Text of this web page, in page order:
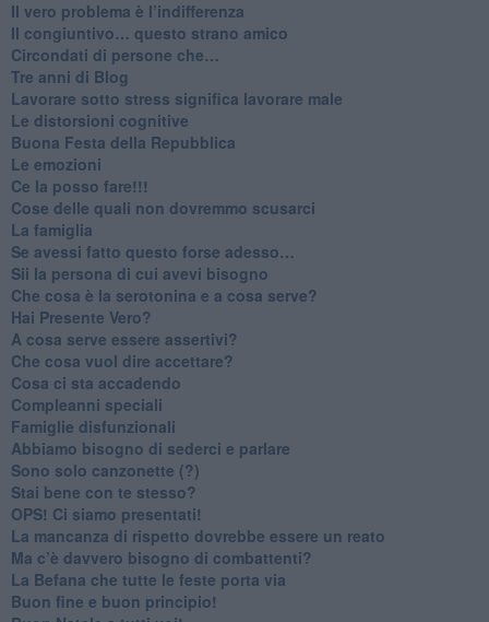
​Il vero problema è l’indifferenza
​Il congiuntivo… questo strano amico
​Circondati di persone che…
​Tre anni di Blog
​Lavorare sotto stress significa lavorare male
​Le distorsioni cognitive
​Buona Festa della Repubblica
Le emozioni
​Ce la posso fare!!!
​Cose delle quali non dovremmo scusarci
​La famiglia
​Se avessi fatto questo forse adesso…
​Sii la persona di cui avevi bisogno
Che cosa è la serotonina e a cosa serve?
​Hai Presente Vero?
A cosa serve essere assertivi?
​Che cosa vuol dire accettare?
​Cosa ci sta accadendo
​Compleanni speciali
​Famiglie disfunzionali
​Abbiamo bisogno di sederci e parlare
Sono solo canzonette (?)
​Stai bene con te stesso?
​OPS! Ci siamo presentati!
​La mancanza di rispetto dovrebbe essere un reato
​Ma c’è davvero bisogno di combattenti?
​La Befana che tutte le feste porta via
Buon fine e buon principio!